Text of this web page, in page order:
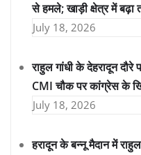
से हमले; खाड़ी क्षेत्र में बढ़ा
July 18, 2026
राहुल गांधी के देहरादून दौरे
CMI चौक पर कांग्रेस के
July 18, 2026
हरादून के बन्नू मैदान में